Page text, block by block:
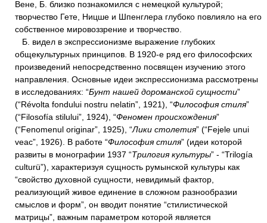
Вене, Б. близко познакомился с немецкой культурой;
творчество Гете, Ницше и Шпенглера глубоко повлияло на его
собственное мировоззрение и творчество.
Б. видел в экспрессионизме выражение глубоких
общекультурных принципов. В 1920-е ряд его философских
произведений непосредственно посвящен изучению этого
направления. Основные идеи экспрессионизма рассмотрены
в исследованиях: “Бунт нашей дороманской сущности”
(“Révolta fondului nostru nelatin”, 1921), “Философия стиля”
(“Filosofía stilului”, 1924), “Феномен происхождения”
(“Fenomenul originar”, 1925), “Лики столетия” (“Fejele unui
veac”, 1926). В работе “Философия стиля” (идеи которой
развиты в монографии 1937 “Трилогия культуры” - “Trilogía
culturü”), характеризуя сущность румынской культуры как
“свойство духовной сущности, невидимый фактор,
реализующий живое единение в сложном разнообразии
смыслов и форм”, он вводит понятие “стилистической
матрицы”, важным параметром которой является